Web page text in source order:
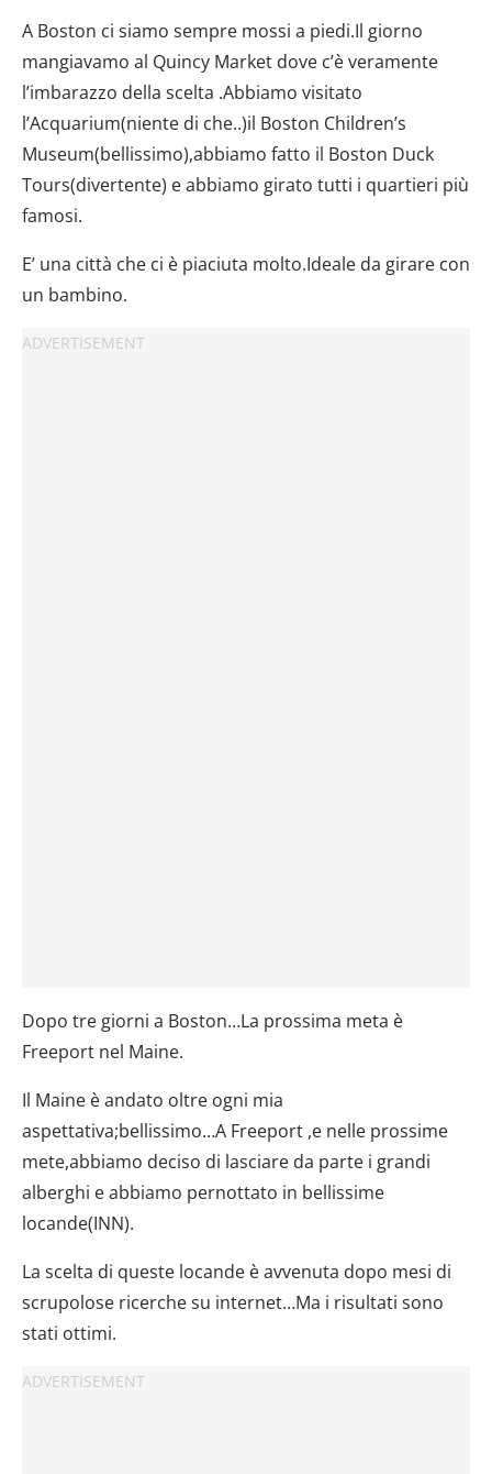
A Boston ci siamo sempre mossi a piedi.Il giorno
mangiavamo al Quincy Market dove c’è veramente
l’imbarazzo della scelta .Abbiamo visitato
l’Acquarium(niente di che..)il Boston Children’s
Museum(bellissimo),abbiamo fatto il Boston Duck
Tours(divertente) e abbiamo girato tutti i quartieri più
famosi.
E’ una città che ci è piaciuta molto.Ideale da girare con
un bambino.
Dopo tre giorni a Boston…La prossima meta è
Freeport nel Maine.
Il Maine è andato oltre ogni mia
aspettativa;bellissimo…A Freeport ,e nelle prossime
mete,abbiamo deciso di lasciare da parte i grandi
alberghi e abbiamo pernottato in bellissime
locande(INN).
La scelta di queste locande è avvenuta dopo mesi di
scrupolose ricerche su internet…Ma i risultati sono
stati ottimi.